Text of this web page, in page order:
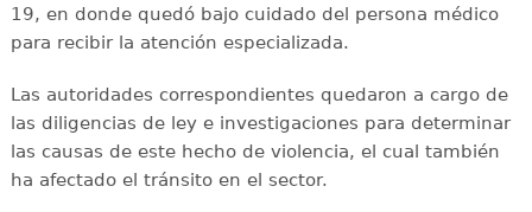
19, en donde quedó bajo cuidado del persona médico
para recibir la atención especializada.
Las autoridades correspondientes quedaron a cargo de
las diligencias de ley e investigaciones para determinar
las causas de este hecho de violencia, el cual también
ha afectado el tránsito en el sector.